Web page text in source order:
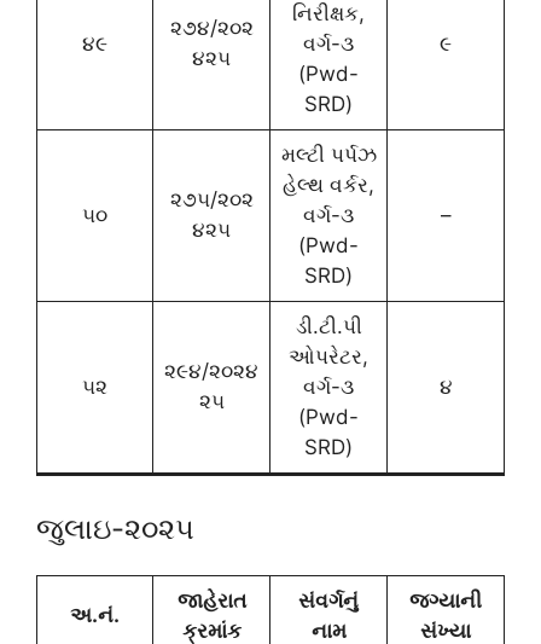
૪૯
૨૭૪/૨૦૨
૪૨૫
નિરીક્ષક,
વર્ગ-૩
(Pwd-
SRD)
૯
૫૦
૨૭૫/૨૦૨
૪૨૫
મલ્ટી પર્પઝ
હેલ્થ વર્કર,
વર્ગ-૩
(Pwd-
SRD)
–
૫૨
૨૯૪/૨૦૨૪
૨૫
ડી.ટી.પી
ઓપરેટર,
વર્ગ-૩
(Pwd-
SRD)
૪
જુલાઇ-૨૦૨૫
અ.નં.
જાહેરાત
ક્રમાંક
સંવર્ગનું
નામ
જગ્યાની
સંખ્યા